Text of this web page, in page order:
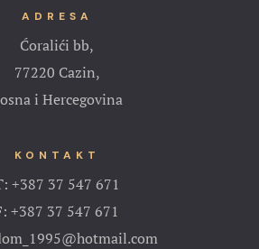
ADRESA
Ćoralići bb,
77220 Cazin,
i Hercegovina
KONTAKT
+387 37 547 671
+387 37 547 671